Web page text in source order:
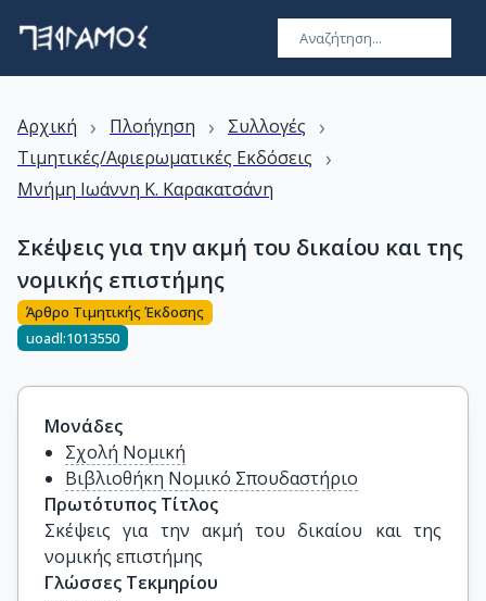
Αρχική › Πλοήγηση › Συλλογές ›
Τιμητικές/Αφιερωματικές Εκδόσεις ›
Μνήμη Ιωάννη Κ. Καρακατσάνη
Σκέψεις για την ακμή του δικαίου και της
νομικής επιστήμης
Άρθρο Τιμητικής Έκδοσης
uoadl:1013550
Μονάδες
Σχολή Νομική
Βιβλιοθήκη Νομικό Σπουδαστήριο
Πρωτότυπος Τίτλος
Σκέψεις για την ακμή του δικαίου και της
νομικής επιστήμης
Γλώσσες Τεκμηρίου